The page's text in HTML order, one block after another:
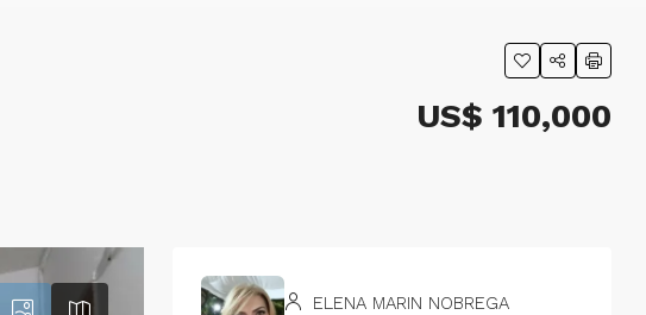
US$ 110,000
ELENA MARIN NOBREGA